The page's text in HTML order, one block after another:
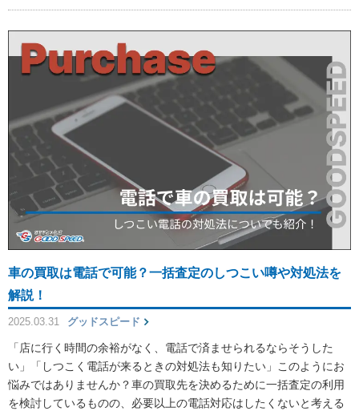
車の買取は電話で可能？一括査定のしつこい噂や対処法を
解説！
2025.03.31 グッドスピード
「店に行く時間の余裕がなく、電話で済ませられるならそうした
い」「しつこく電話が来るときの対処法も知りたい」このようにお
悩みではありませんか？車の買取先を決めるために一括査定の利用
を検討しているものの、必要以上の電話対応はしたくないと考える